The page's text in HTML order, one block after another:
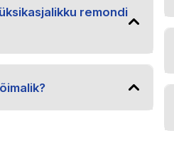
remondi